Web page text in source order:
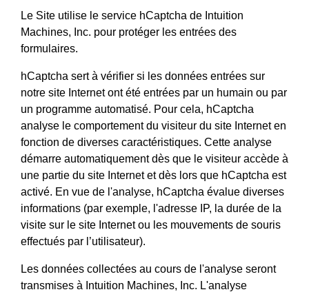
Le Site utilise le service hCaptcha de Intuition
Machines, Inc. pour protéger les entrées des
formulaires.
hCaptcha sert à vérifier si les données entrées sur
notre site Internet ont été entrées par un humain ou par
un programme automatisé. Pour cela, hCaptcha
analyse le comportement du visiteur du site Internet en
fonction de diverses caractéristiques. Cette analyse
démarre automatiquement dès que le visiteur accède à
une partie du site Internet et dès lors que hCaptcha est
activé. En vue de l'analyse, hCaptcha évalue diverses
informations (par exemple, l'adresse IP, la durée de la
visite sur le site Internet ou les mouvements de souris
effectués par l’utilisateur).
Les données collectées au cours de l'analyse seront
transmises à Intuition Machines, Inc. L'analyse